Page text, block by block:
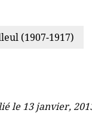
(1907-1917)
le 13 janvier,